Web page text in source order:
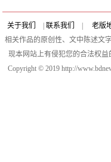
关于我们 联系我们 老版
相关作品的原创性、文中陈述文
现本网站上有侵犯您的合法权益
Copyright © 2019 http://